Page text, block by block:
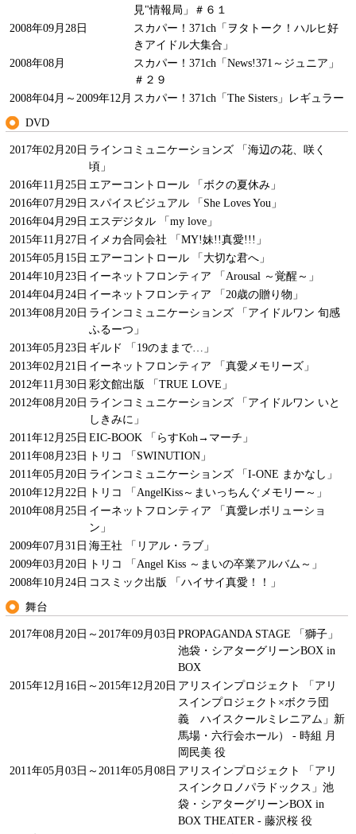
見"情報局」＃６１
2008年09月28日
スカパー！371ch「ヲタトーク！ハルヒ好
きアイドル大集合」
2008年08月
スカパー！371ch「News!371～ジュニア」
＃２９
2008年04月～2009年12月 スカパー！371ch「The Sisters」レギュラー
DVD
2017年02月20日 ラインコミュニケーションズ 「海辺の花、咲く
頃」
2016年11月25日 エアーコントロール 「ボクの夏休み」
2016年07月29日 スパイスビジュアル 「She Loves You」
2016年04月29日 エスデジタル 「my love」
2015年11月27日 イメカ合同会社 「MY!妹!!真愛!!!」
2015年05月15日 エアーコントロール 「大切な君へ」
2014年10月23日 イーネットフロンティア 「Arousal ～覚醒～」
2014年04月24日 イーネットフロンティア 「20歳の贈り物」
2013年08月20日 ラインコミュニケーションズ 「アイドルワン 旬感
ふるーつ」
2013年05月23日 ギルド 「19のままで…」
2013年02月21日 イーネットフロンティア 「真愛メモリーズ」
2012年11月30日 彩文館出版 「TRUE LOVE」
2012年08月20日 ラインコミュニケーションズ 「アイドルワン いと
しきみに」
2011年12月25日 EIC-BOOK 「らすKoh→マーチ」
2011年08月23日
トリコ 「SWINUTION」
2011年05月20日 ラインコミュニケーションズ 「I-ONE まかなし」
2010年12月22日
トリコ 「AngelKiss～まいっちんぐメモリー～」
2010年08月25日 イーネットフロンティア 「真愛レボリューショ
ン」
2009年07月31日 海王社 「リアル・ラブ」
2009年03月20日
トリコ 「Angel Kiss ～まいの卒業アルバム～」
2008年10月24日 コスミック出版 「ハイサイ真愛！！」
舞台
2017年08月20日～2017年09月03日 PROPAGANDA STAGE 「獅子」
池袋・シアターグリーンBOX in
BOX
2015年12月16日～2015年12月20日 アリスインプロジェクト 「アリ
スインプロジェクト×ボクラ団
義 ハイスクールミレニアム」新
馬場・六行会ホール） - 時組 月
岡民美 役
2011年05月03日～2011年05月08日 アリスインプロジェクト 「アリ
スインクロノパラドックス」池
袋・シアターグリーンBOX in
BOX THEATER - 藤沢桜 役